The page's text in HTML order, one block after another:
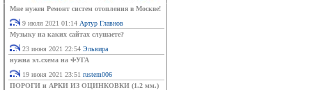
Мне нужен Ремонт систем отопления в Москве!
9 июля 2021 01:14 Артур Главнов
Музыку на каких сайтах слушаете?
23 июня 2021 22:54 Эльвира
нужна эл.схема на ФУГА
19 июня 2021 23:51 rustem006
ПОРОГИ и АРКИ ИЗ ОЦИНКОВКИ (1.2 мм.)